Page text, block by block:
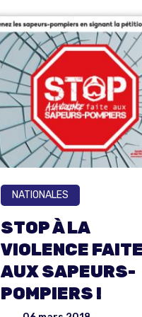
NATIONALES
STOP À LA
VIOLENCE
AUX SAPEURS-
POMPIERS !